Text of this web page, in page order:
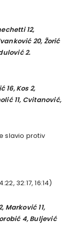
12,
20, Žorić
2.
16, Kos 2,
11, Cvitanović,
slavio protiv
32:17, 16:14)
Marković 11,
4, Buljević